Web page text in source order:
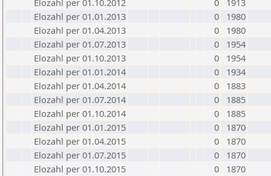
Elozahl per 01.10.2012
0
1913
Elozahl per 01.01.2013
0
1980
Elozahl per 01.04.2013
0
1980
Elozahl per 01.07.2013
0
1954
Elozahl per 01.10.2013
0
1954
Elozahl per 01.01.2014
0
1934
Elozahl per 01.04.2014
0
1883
Elozahl per 01.07.2014
0
1885
Elozahl per 01.10.2014
0
1885
Elozahl per 01.01.2015
0
1870
Elozahl per 01.04.2015
0
1870
Elozahl per 01.07.2015
0
1870
Elozahl per 01.10.2015
0
1870